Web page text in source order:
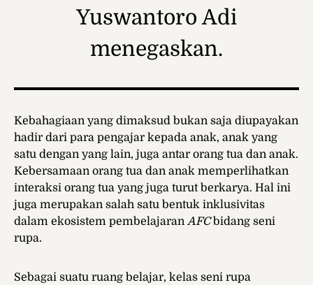
Yuswantoro Adi
menegaskan.
Kebahagiaan yang dimaksud bukan saja diupayakan
hadir dari para pengajar kepada anak, anak yang
satu dengan yang lain, juga antar orang tua dan anak.
Kebersamaan orang tua dan anak memperlihatkan
interaksi orang tua yang juga turut berkarya. Hal ini
juga merupakan salah satu bentuk inklusivitas
dalam ekosistem pembelajaran AFC bidang seni
rupa.
Sebagai suatu ruang belajar, kelas seni rupa